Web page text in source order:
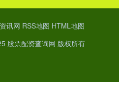
讯网 RSS地图 HTML地图
股票配资查询网 版权所有